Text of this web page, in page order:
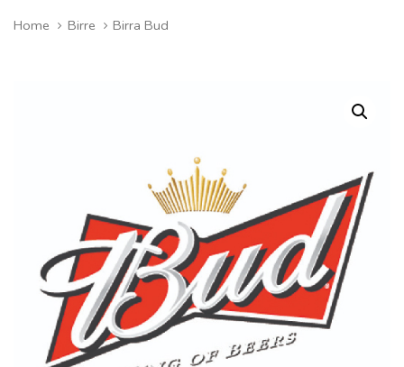
Home Birre Birra Bud